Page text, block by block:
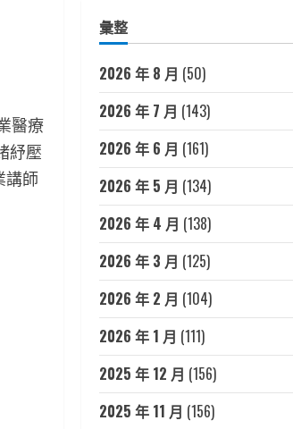
醫療
紓壓
講師
彙整
2026 年 8 月 (50)
2026 年 7 月 (143)
2026 年 6 月 (161)
2026 年 5 月 (134)
2026 年 4 月 (138)
2026 年 3 月 (125)
2026 年 2 月 (104)
2026 年 1 月 (111)
2025 年 12 月 (156)
2025 年 11 月 (156)